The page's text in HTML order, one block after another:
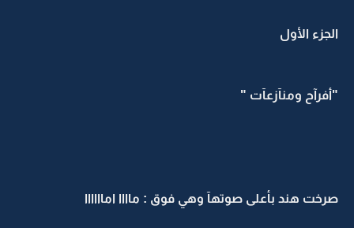
الجزء الأول
"أفرآح ومنآزعآت "
صرخت هند بأعلى صوتهآ وهي فوق : ماااا اماااااا